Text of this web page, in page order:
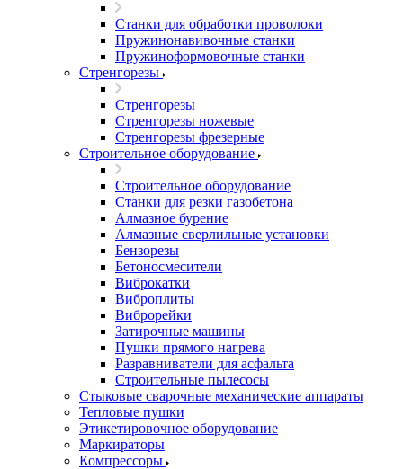
Станки для обработки проволоки
Пружинонавивочные станки
Пружиноформовочные станки
Стренгорезы
Стренгорезы
Стренгорезы ножевые
Стренгорезы фрезерные
Строительное оборудование
Строительное оборудование
Станки для резки газобетона
Алмазное бурение
Алмазные сверлильные установки
Бензорезы
Бетоносмесители
Виброкатки
Виброплиты
Виброрейки
Затирочные машины
Пушки прямого нагрева
Разравниватели для асфальта
Строительные пылесосы
Стыковые сварочные механические аппараты
Тепловые пушки
Этикетировочное оборудование
Маркираторы
Компрессоры